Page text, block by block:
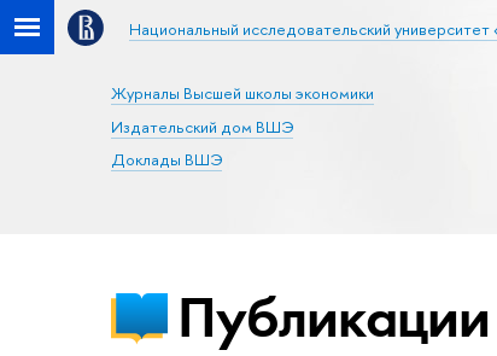
Национальный исследовательский
Журналы Высшей школы экономики
Издательский дом ВШЭ
Доклады ВШЭ
Публикации